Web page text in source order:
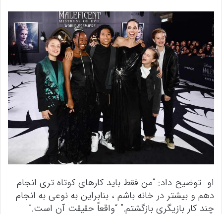
او توضیح داد: “من فقط باید کارهای کوتاه تری انجام
دهم و بیشتر در خانه باشم ، بنابراین به نوعی به انجام
چند کار بازیگری بازگشتم.” “واقعاً حقیقت آن است.”